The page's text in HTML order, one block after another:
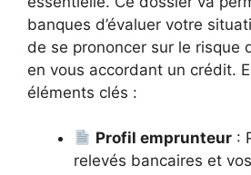
banques d’évaluer votre
de se prononcer sur le risque
en vous accordant un crédit.
éléments clés :
Profil emprunteur :
relevés bancaires et